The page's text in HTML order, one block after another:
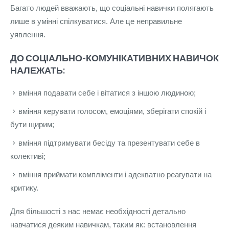
Багато людей вважають, що соціальні навички полягають
лише в умінні спілкуватися. Але це неправильне
уявлення.
ДО СОЦІАЛЬНО-КОМУНІКАТИВНИХ НАВИЧОК
НАЛЕЖАТЬ:
вміння подавати себе і вітатися з іншою людиною;
вміння керувати голосом, емоціями, зберігати спокій і
бути щирим;
вміння підтримувати бесіду та презентувати себе в
колективі;
вміння приймати компліменти і адекватно реагувати на
критику.
Для більшості з нас немає необхідності детально
навчатися деяким навичкам, таким як: встановлення